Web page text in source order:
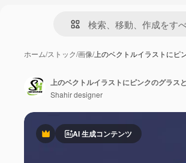
ホーム/ストック/画像/上のベクトルイラストにピ
PremiumAI 生成コンテンツ
上のベクトルイラストにピンクのグラ
Shahir designer